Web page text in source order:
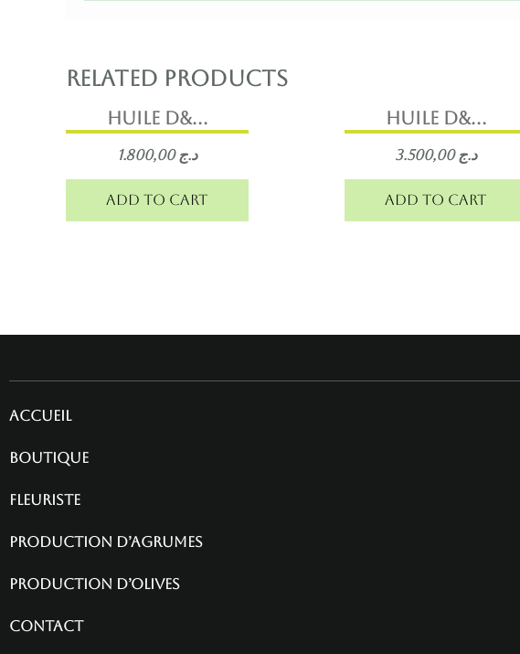
Related products
Huile d&...
د.ج1.800,00
Add to cart
Huile d&...
د.ج3.500,00
Add to cart
Accueil
Boutique
fleuriste
Production d’agrumes
Production d’olives
contact